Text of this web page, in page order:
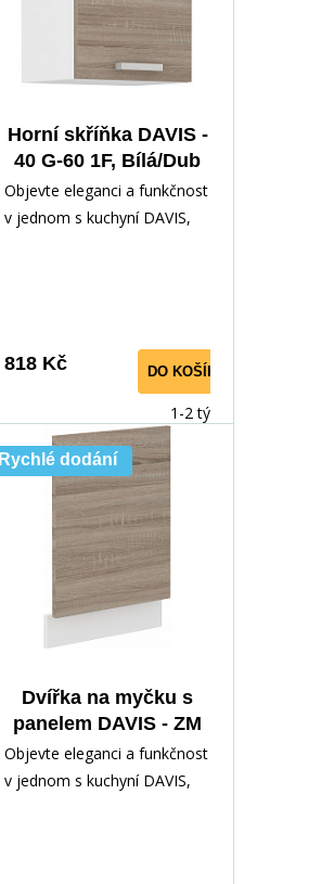
Horní skříňka DAVIS -
40 G-60 1F, Bílá/Dub
Sonoma Trufla
Objevte eleganci a funkčnost
v jednom s kuchyní DAVIS,
818 Kč DO KOŠÍKU
1-2 týdny
Rychlé dodání
Dvířka na myčku s
panelem DAVIS - ZM
570x446, Bílá/Dub
Sonoma Trufla
Objevte eleganci a funkčnost
v jednom s kuchyní DAVIS,